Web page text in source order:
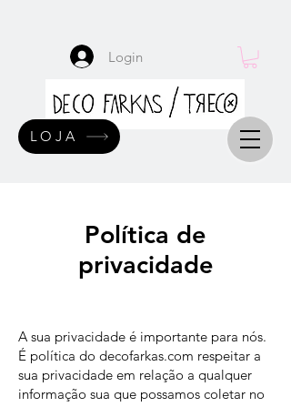
Login
LOJA
Política de
privacidade
A sua privacidade é importante para nós.
É política do decofarkas.com respeitar a
sua privacidade em relação a qualquer
informação sua que possamos coletar no